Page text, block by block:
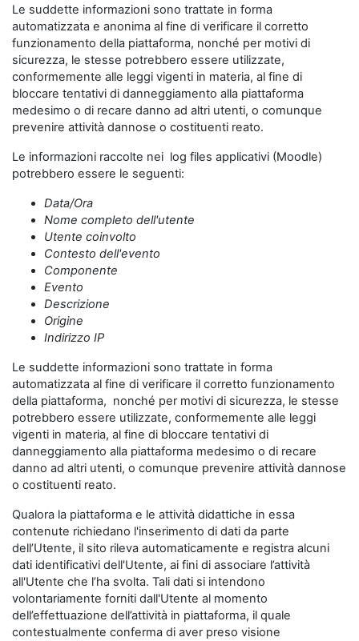
Le suddette informazioni sono trattate in forma
automatizzata e anonima al fine di verificare il corretto
funzionamento della piattaforma, nonché per motivi di
sicurezza, le stesse potrebbero essere utilizzate,
conformemente alle leggi vigenti in materia, al fine di
bloccare tentativi di danneggiamento alla piattaforma
medesimo o di recare danno ad altri utenti, o comunque
prevenire attività dannose o costituenti reato.
Le informazioni raccolte nei log files applicativi (Moodle)
potrebbero essere le seguenti:
Data/Ora
Nome completo dell'utente
Utente coinvolto
Contesto dell'evento
Componente
Evento
Descrizione
Origine
Indirizzo IP
Le suddette informazioni sono trattate in forma
automatizzata al fine di verificare il corretto funzionamento
della piattaforma, nonché per motivi di sicurezza, le stesse
potrebbero essere utilizzate, conformemente alle leggi
vigenti in materia, al fine di bloccare tentativi di
danneggiamento alla piattaforma medesimo o di recare
danno ad altri utenti, o comunque prevenire attività dannose
o costituenti reato.
Qualora la piattaforma e le attività didattiche in essa
contenute richiedano l'inserimento di dati da parte
dell’Utente, il sito rileva automaticamente e registra alcuni
dati identificativi dell'Utente, ai fini di associare l’attività
all'Utente che l’ha svolta. Tali dati si intendono
volontariamente forniti dall'Utente al momento
dell’effettuazione dell’attività in piattaforma, il quale
contestualmente conferma di aver preso visione